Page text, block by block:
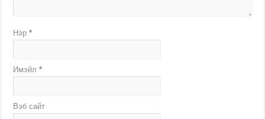
Нэр*
Имэйл*
Вэб сайт